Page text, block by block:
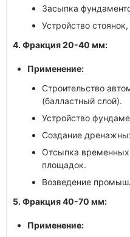
Засыпка
Устройство
4. Фракция 20-40 мм:
Применение:
Строительство
(балластный слой).
Устройство
Создание
Отсыпка временных
площадок.
Возведение
5. Фракция 40-70 мм:
Применение: